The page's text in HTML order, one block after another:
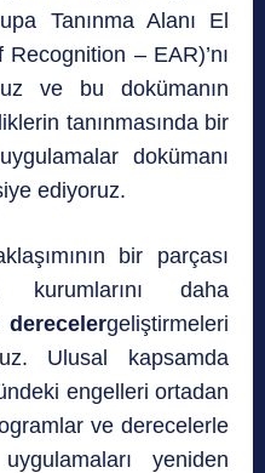
Tanınma Alanı El
– EAR)’nı
ve bu dokümanın
tanınmasında bir
dokümanı
ediyoruz.
bir parçası
kurumlarını daha
geliştirmeleri
Ulusal kapsamda
engelleri ortadan
ve derecelerle
yeniden